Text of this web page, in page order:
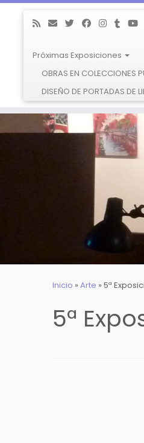
al
Próximas Exposiciones
OBRAS EN COLECCIONES
DISEÑO DE PORTADAS DE
Inicio » Arte » 5ª
5ª